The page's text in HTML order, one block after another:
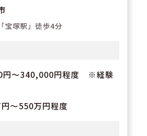
宝塚駅」徒歩4分
円～340,000円程度 ※経験
～550万円程度